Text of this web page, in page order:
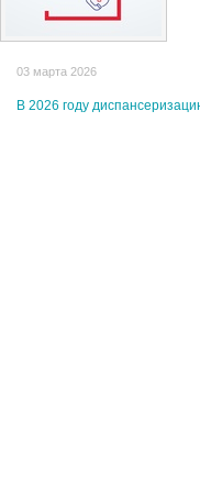
03 марта 2026
В 2026 году